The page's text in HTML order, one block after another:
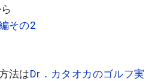
その2
法はDr．カタオカのゴルフ実